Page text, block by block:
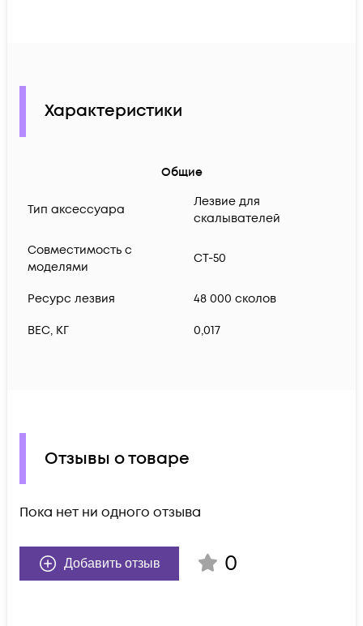
Характеристики
Общие
Тип аксессуара
Лезвие для
скалывателей
Совместимость с
моделями
CT-50
Ресурс лезвия 48 000 сколов
ВЕС, КГ 0,017
Отзывы о товаре
Пока нет ни одного отзыва
Добавить отзыв 0